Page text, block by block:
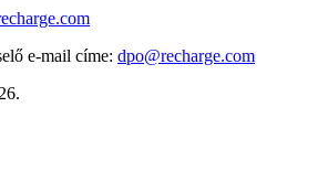
e-mail címe: dpo@recharge.com